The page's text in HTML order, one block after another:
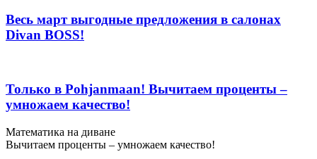
центр
ТВК
Гранд
в
фирменных
магазинах.
Различные
цены
на
Весь март выгодные предложения в салонах
Divan BOSS!
Только в Pohjanmaan! Вычитаем проценты –
умножаем качество!
Математика на диване
Вычитаем проценты – умножаем качество!